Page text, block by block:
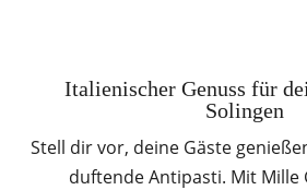
Italienischer Genuss für
Solingen
Stell dir vor, deine Gäste
duftende Antipasti. Mit Mille